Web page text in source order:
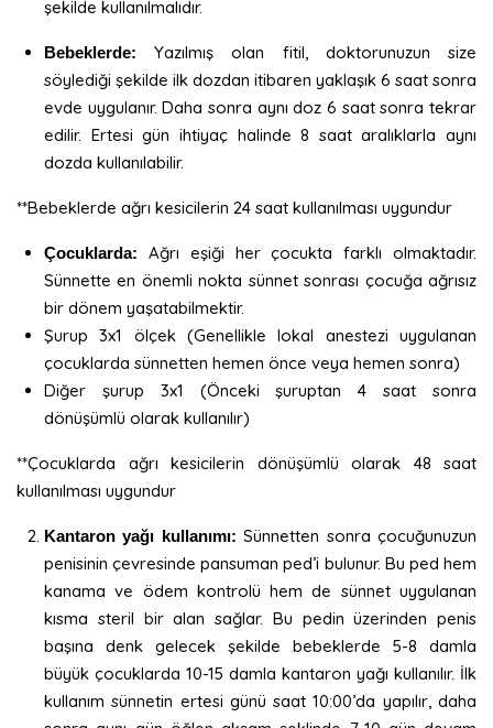
şekilde kullanılmalıdır.
Bebeklerde:Yazılmış olan fitil, doktorunuzun size
söylediği şekilde ilk dozdan itibaren yaklaşık 6 saat sonra
evde uygulanır. Daha sonra aynı doz 6 saat sonra tekrar
edilir. Ertesi gün ihtiyaç halinde 8 saat aralıklarla aynı
dozda kullanılabilir.
**Bebeklerde ağrı kesicilerin 24 saat kullanılması uygundur
Çocuklarda:
Ağrı eşiği her çocukta farklı olmaktadır.
Sünnette en önemli nokta sünnet sonrası çocuğa ağrısız
bir dönem yaşatabilmektir.
Şurup 3x1 ölçek (Genellikle lokal anestezi uygulanan
çocuklarda sünnetten hemen önce veya hemen sonra)
Diğer şurup 3x1 (Önceki şuruptan 4 saat sonra
dönüşümlü olarak kullanılır)
**Çocuklarda ağrı kesicilerin dönüşümlü olarak 48 saat
kullanılması uygundur
Kantaron yağı kullanımı: Sünnetten sonra çocuğunuzun
penisinin çevresinde pansuman ped’i bulunur. Bu ped hem
kanama ve ödem kontrolü hem de sünnet uygulanan
kısma steril bir alan sağlar. Bu pedin üzerinden penis
başına denk gelecek şekilde bebeklerde 5-8 damla
büyük çocuklarda 10-15 damla kantaron yağı kullanılır. İlk
kullanım sünnetin ertesi günü saat 10:00’da yapılır, daha